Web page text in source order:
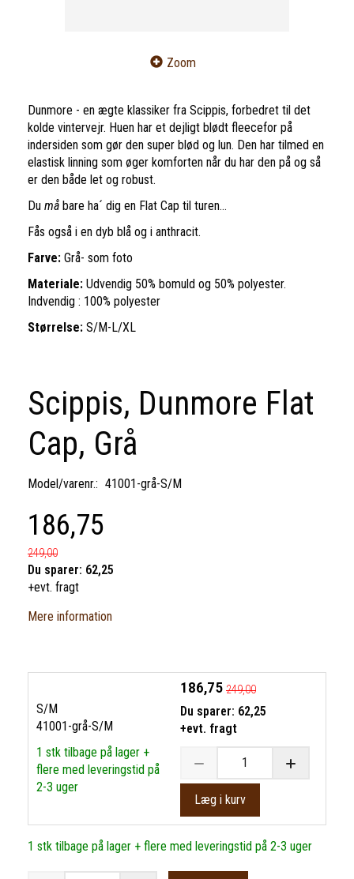
Zoom
Dunmore - en ægte klassiker fra Scippis, forbedret til det
kolde vintervejr. Huen har et dejligt blødt fleecefor på
indersiden som gør den super blød og lun. Den har tilmed en
elastisk linning som øger komforten når du har den på og så
er den både let og robust.
Du må bare ha´ dig en Flat Cap til turen...
Fås også i en dyb blå og i anthracit.
Farve: Grå- som foto
Materiale: Udvendig 50% bomuld og 50% polyester.
Indvendig : 100% polyester
Størrelse: S/M-L/XL
Scippis, Dunmore Flat
Cap, Grå
Model/varenr.: 41001-grå-S/M
186,75
249,00
Du sparer: 62,25
+evt. fragt
Mere information
S/M
41001-grå-S/M
1 stk tilbage på lager +
flere med leveringstid på
2-3 uger
186,75 249,00
Du sparer: 62,25
+evt. fragt
Læg i kurv
1 stk tilbage på lager + flere med leveringstid på 2-3 uger